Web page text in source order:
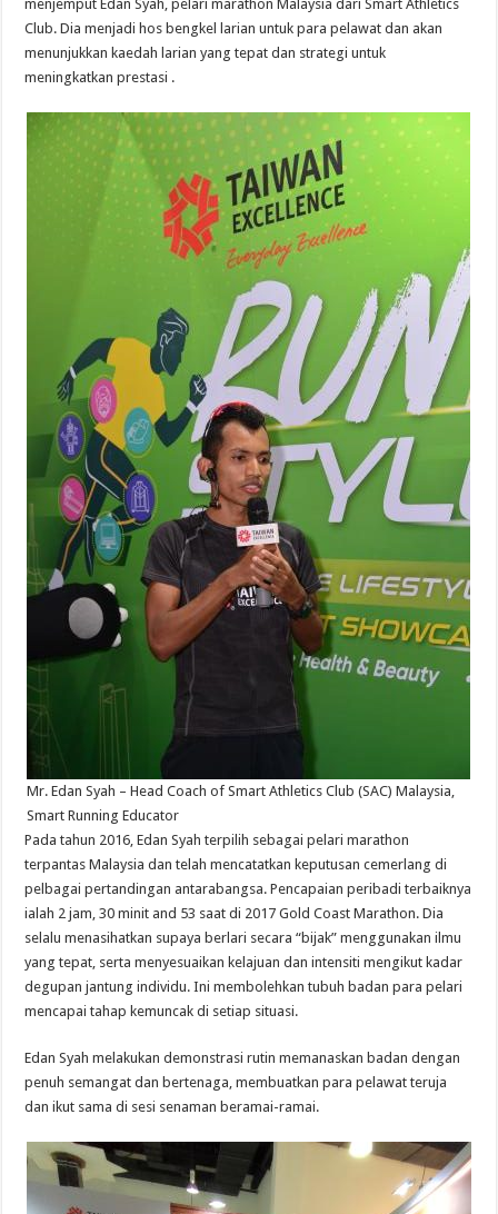
menjemput Edan Syah, pelari marathon Malaysia dari Smart Athletics
Club. Dia menjadi hos bengkel larian untuk para pelawat dan akan
menunjukkan kaedah larian yang tepat dan strategi untuk
meningkatkan prestasi .
Mr. Edan Syah – Head Coach of Smart Athletics Club (SAC) Malaysia,
Smart Running Educator
Pada tahun 2016, Edan Syah terpilih sebagai pelari marathon
terpantas Malaysia dan telah mencatatkan keputusan cemerlang di
pelbagai pertandingan antarabangsa. Pencapaian peribadi terbaiknya
ialah 2 jam, 30 minit and 53 saat di 2017 Gold Coast Marathon. Dia
selalu menasihatkan supaya berlari secara “bijak” menggunakan ilmu
yang tepat, serta menyesuaikan kelajuan dan intensiti mengikut kadar
degupan jantung individu. Ini membolehkan tubuh badan para pelari
mencapai tahap kemuncak di setiap situasi.
Edan Syah melakukan demonstrasi rutin memanaskan badan dengan
penuh semangat dan bertenaga, membuatkan para pelawat teruja
dan ikut sama di sesi senaman beramai-ramai.